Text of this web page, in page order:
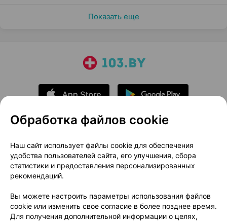
Показать еще
О проекте
Новости проекта
Размещение рекламы
Медицинский маркетинг
Публичный договор
Доставка
Способы оплаты
Вакансии
Партнеры
Написать руководителю 103.by
Обработка файлов cookie
Наш сайт использует файлы cookie для обеспечения
удобства пользователей сайта, его улучшения, сбора
статистики и предоставления персонализированных
рекомендаций.
Вы можете настроить параметры использования файлов
cookie или изменить свое согласие в более позднее время.
Для получения дополнительной информации о целях,